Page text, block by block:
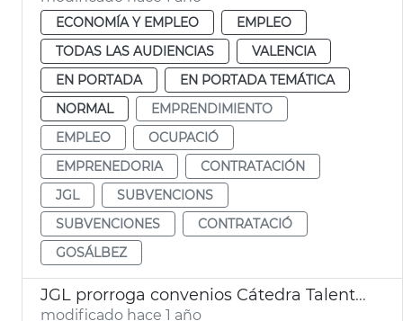
ECONOMÍA Y EMPLEO
EMPLEO
TODAS LAS AUDIENCIAS
VALENCIA
EN PORTADA
EN PORTADA TEMÁTICA
NORMAL
EMPRENDIMIENTO
EMPLEO
OCUPACIÓ
EMPRENEDORIA
CONTRATACIÓN
JGL
SUBVENCIONS
SUBVENCIONES
CONTRATACIÓ
GOSÁLBEZ
JGL prorroga convenios Cátedra Talent València UPV y grado de Ciencias Gastronómicas UV
modificado hace 1 año